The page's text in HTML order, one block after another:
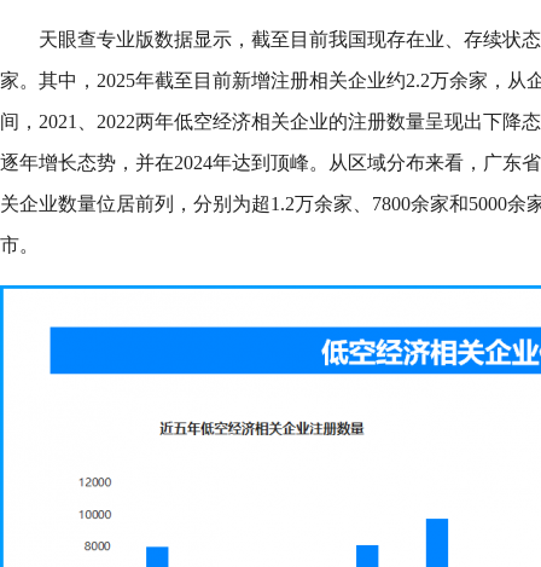
天眼查专业版数据显示，截至目前我国现存在业、存续状
家。其中，2025年截至目前新增注册相关企业约2.2万余家，从
间，2021、2022两年低空经济相关企业的注册数量呈现出下降
逐年增长态势，并在2024年达到顶峰。从区域分布来看，广东
关企业数量位居前列，分别为超1.2万余家、7800余家和5000余
市。